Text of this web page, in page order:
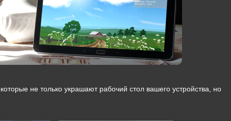
, которые не только украшают рабочий стол вашего устройства, но